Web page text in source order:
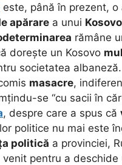
este, până în prezent, o
apărare a unui Kosovo
rămâne
dorește un Kosovo
societatea
masacre,
se “cu sacii în
, despre care a spus că
politice nu mai este
politică a provinciei,
pentru a deschide